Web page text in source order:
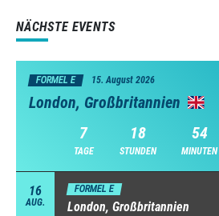
NÄCHSTE EVENTS
FORMEL E 15. August 2026
London, Großbritannien
7
TAGE
18
STUNDEN
54
MINUTEN
16
AUG.
FORMEL E
London, Großbritannien